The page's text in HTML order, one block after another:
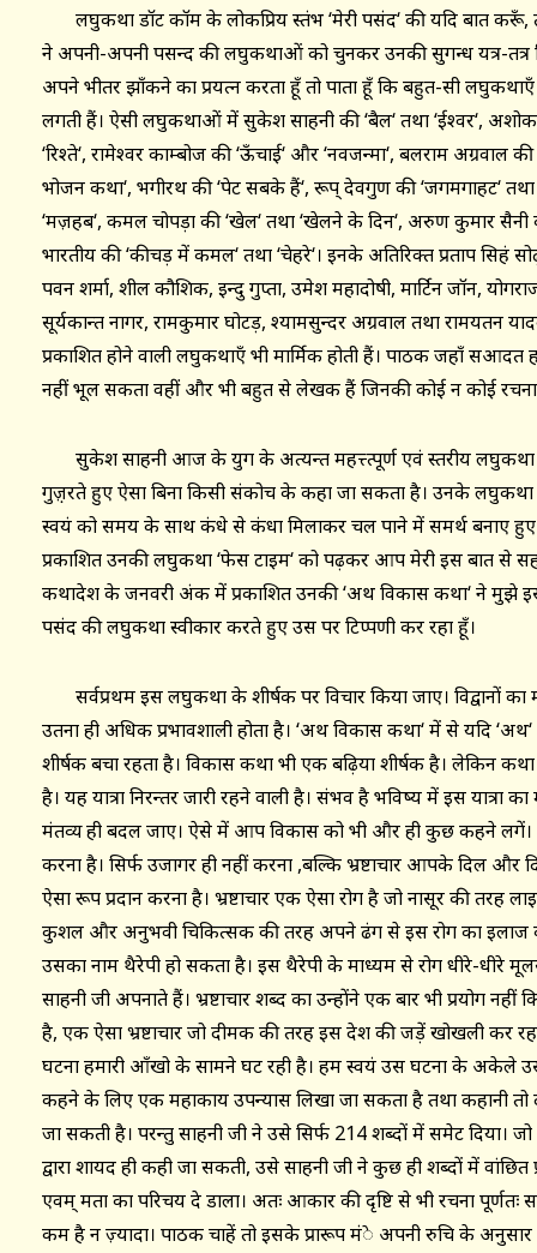
लघुकथा डॉट कॉम के लोकप्रिय स्तंभ ‘मेरी पसंद‘ की यदि बात करूँ,
ने अपनी-अपनी पसन्द की लघुकथाओं को चुनकर उनकी सुगन्ध यत्र-तत्र
अपने भीतर झाँकने का प्रयत्न करता हूँ तो पाता हूँ कि बहुत-सी
लगती हैं। ऐसी लघुकथाओं में सुकेश साहनी की ‘बैल‘ तथा ‘ईश्वर‘, अशोक
‘रिश्ते‘, रामेश्वर काम्बोज की ‘ऊँचाई‘ और ‘नवजन्मा‘, बलराम अग्रवाल की
भोजन कथा‘, भगीरथ की ‘पेट सबके हैं‘, रूप् देवगुण की ‘जगमगाहट‘ तथा
‘मज़हब‘, कमल चोपड़ा की ‘खेल‘ तथा ‘खेलने के दिन‘, अरुण कुमार सैनी
भारतीय की ‘कीचड़ में कमल‘ तथा ‘चेहरे‘। इनके अतिरिक्त प्रताप सिहं
पवन शर्मा, शील कौशिक, इन्दु गुप्ता, उमेश महादोषी, मार्टिन जॉन,
सूर्यकान्त नागर, रामकुमार घोटड़, श्यामसुन्दर अग्रवाल तथा रामयतन
प्रकाशित होने वाली लघुकथाएँ भी मार्मिक होती हैं। पाठक जहाँ
नहीं भूल सकता वहीं और भी बहुत से लेखक हैं जिनकी कोई न कोई रचना
सुकेश साहनी आज के युग के अत्यन्त महत्त्त्पूर्ण एवं स्तरीय
गुज़़रते हुए ऐसा बिना किसी संकोच के कहा जा सकता है। उनके
स्वयं को समय के साथ कंधे से कंधा मिलाकर चल पाने में समर्थ बनाए
प्रकाशित उनकी लघुकथा ‘फेस टाइम‘ को पढ़कर आप मेरी इस बात से
कथादेश के जनवरी अंक में प्रकाशित उनकी ‘अथ विकास कथा‘ ने मुझे
पसंद की लघुकथा स्वीकार करते हुए उस पर टिप्पणी कर रहा हूँ।
सर्वप्रथम इस लघुकथा के शीर्षक पर विचार किया जाए। विद्वानों का
उतना ही अधिक प्रभावशाली होता है। ‘अथ विकास कथा‘ में से यदि ‘अथ‘
शीर्षक बचा रहता है। विकास कथा भी एक बढ़िया शीर्षक है। लेकिन
है। यह यात्रा निरन्तर जारी रहने वाली है। संभव है भविष्य में इस यात्रा
मंतव्य ही बदल जाए। ऐसे में आप विकास को भी और ही कुछ कहने लगें।
करना है। सिर्फ उजागर ही नहीं करना ,बल्कि भ्रष्टाचार आपके दिल
ऐसा रूप प्रदान करना है। भ्रष्टाचार एक ऐसा रोग है जो नासूर की तरह
कुशल और अनुभवी चिकित्सक की तरह अपने ढंग से इस रोग का इलाज
उसका नाम थैरेपी हो सकता है। इस थैरेपी के माध्यम से रोग धीरे-धीरे
साहनी जी अपनाते हैं। भ्रष्टाचार शब्द का उन्होंने एक बार भी प्रयोग नहीं
है, एक ऐसा भ्रष्टाचार जो दीमक की तरह इस देश की जड़ें खोखली कर
घटना हमारी आँखो के सामने घट रही है। हम स्वयं उस घटना के अकेले उस
कहने के लिए एक महाकाय उपन्यास लिखा जा सकता है तथा कहानी तो
जा सकती है। परन्तु साहनी जी ने उसे सिर्फ 214 शब्दों में समेट दिया।
द्वारा शायद ही कही जा सकती, उसे साहनी जी ने कुछ ही शब्दों में
एवम् क्षमता का परिचय दे डाला। अतः आकार की दृष्टि से भी रचना
कम है न ज़्यादा। पाठक चाहें तो इसके प्रारूप मंे अपनी रुचि के